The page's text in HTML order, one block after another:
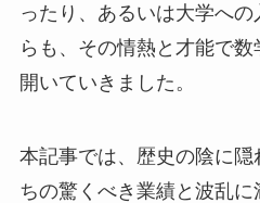
ったり、あるいは大学へ
らも、その情熱と才能で
開いていきました。
本記事では、歴史の陰に
ちの驚くべき業績と波乱に